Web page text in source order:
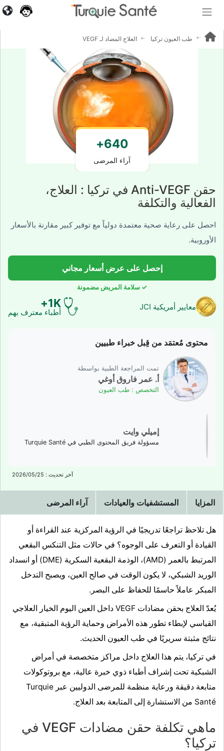
طب العيون تركيا العلاج المضاد لـ VEGF
حقن Anti-VEGF في تركيا : العلاج،
الفعالية والتكلفة
احصل على رعاية صحية معتمدة دولياً مع توفير كبير مقارنة بالأسعار
الأوروبية.
إحصل على عرض أسعار مجاني
✓ سلامة المريض مضمونة
معايير أمريكية JCI 1K+
أطباء معترف بهم
محتوى مُعتمَد من قِبل خبراء طبيين
تمت المراجعة الطبية بواسطة
أ. عمر فاروق أوغي
التخصص : طب العيون
إميلي وايت
مسؤولة فريق المحتوى الطبي في Turquie Santé
640+
آراء المرضى
آخر تحديث : 2026/05/25
المزايا المستشفيات والعيادات آراء المرضى
هل تلاحظ تراجعًا تدريجيًا في الرؤية المركزية عند القراءة أو
القيادة أو التعرف على الوجوه؟ في حالات مثل التنكس البقعي
المرتبط بالعمر (AMD)، الوذمة البقعية السكرية (DME) أو انسداد
الوريد الشبكي، لا يكون الوقت في صالح العين، ويصبح التدخل
المبكر عاملاً حاسمًا للحفاظ على البصر.
يُعدّ العلاج بحقن مضادات VEGF داخل العين اليوم الخيار العلاجي
القياسي لإبطاء تطور هذه الأمراض وحماية الرؤية المتبقية، مع
نتائج مثبتة سريريًا في طب العيون الحديث.
في تركيا، يتم هذا العلاج داخل مراكز متخصصة في أمراض
الشبكية تحت إشراف أطباء ذوي خبرة عالية، مع بروتوكولات
متابعة دقيقة ورعاية منظمة للمرضى الدوليين عبر Turquie
Santé من الاستشارة إلى المتابعة بعد العلاج.
ماهي تكلفة حقن مضادات VEGF في
تركيا؟